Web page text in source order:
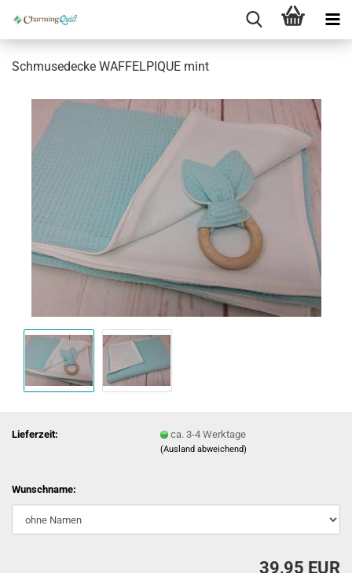
Schmusedecke WAFFELPIQUE mint
Lieferzeit: ca. 3-4 Werktage
(Ausland abweichend)
Wunschname:
39,95 EUR